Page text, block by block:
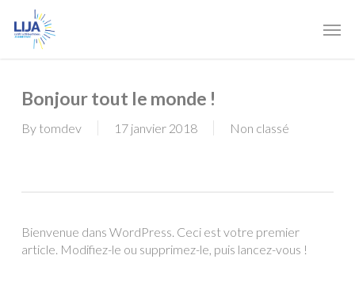
main
Bonjour tout le monde !
By tomdev 17 janvier 2018 Non classé
Bienvenue dans WordPress. Ceci est votre premier
article. Modifiez-le ou supprimez-le, puis lancez-vous !